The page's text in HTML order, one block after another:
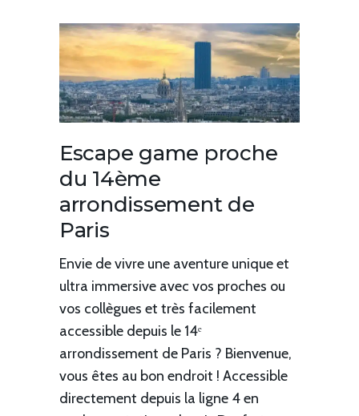
Escape game proche
du 14ème
arrondissement de
Paris
Envie de vivre une aventure unique et
ultra immersive avec vos proches ou
vos collègues et très facilement
accessible depuis le 14ᵉ
arrondissement de Paris ? Bienvenue,
vous êtes au bon endroit ! Accessible
directement depuis la ligne 4 en